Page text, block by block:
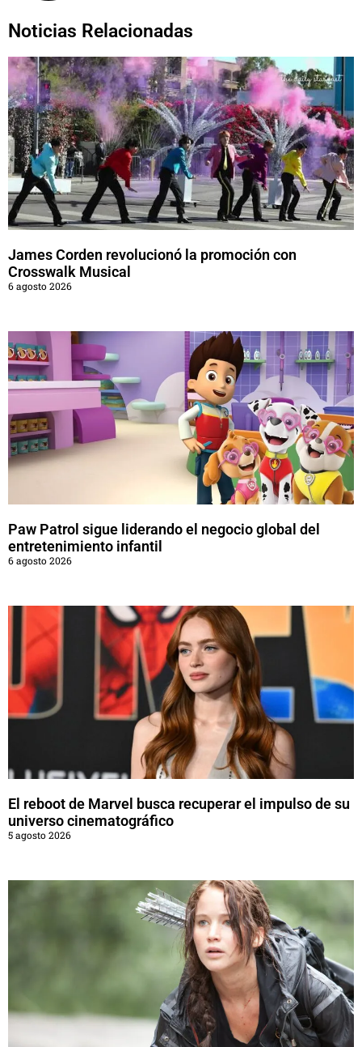
Noticias Relacionadas
James Corden revolucionó la promoción con
Crosswalk Musical
6 agosto 2026
Paw Patrol sigue liderando el negocio global del
entretenimiento infantil
6 agosto 2026
El reboot de Marvel busca recuperar el impulso de su
universo cinematográfico
5 agosto 2026